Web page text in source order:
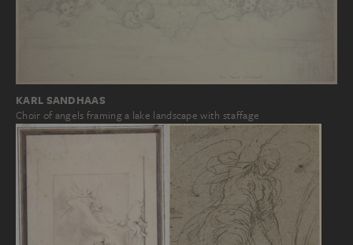
KARL SANDHAAS
Choir of angels framing a lake landscape with staffage